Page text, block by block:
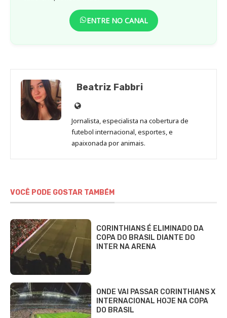
ENTRE NO CANAL
Beatriz Fabbri
Site
de
Beatriz
Fabbri
Jornalista, especialista na cobertura de
futebol internacional, esportes, e
apaixonada por animais.
VOCÊ PODE GOSTAR TAMBÉM
CORINTHIANS É ELIMINADO DA
COPA DO BRASIL DIANTE DO
INTER NA ARENA
ONDE VAI PASSAR CORINTHIANS X
INTERNACIONAL HOJE NA COPA
DO BRASIL